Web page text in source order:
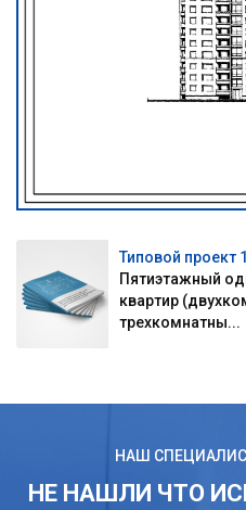
Типовой проект
Пятиэтажный
квартир
трехкомнатны...
НАШ
НЕ НАШЛИ ЧТО